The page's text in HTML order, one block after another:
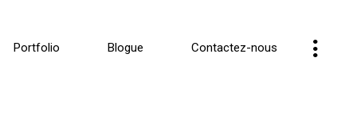
Portfolio Blogue Contactez-nous